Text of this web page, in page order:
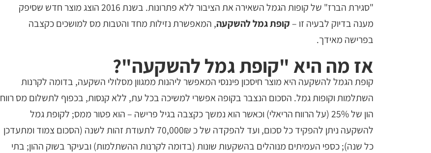
"סגירת הברז" של קופות הגמל השאירה את הציבור ללא פתרונות. בשנת 2016 הוצג מוצר חדש שסיפק
מענה בדיוק לבעיה זו – קופת גמל להשקעה, המאפשרת נזילות מחד והטבות מס למושכים כקצבה
בפרישה מאידך.
אז מה היא "קופת גמל להשקעה"?
קופת הגמל להשקעה היא מוצר חיסכון פיננסי המאפשר ליהנות ממגוון מסלולי השקעה, בדומה לקרנות
השתלמות וקופות גמל. הסכום הנצבר בקופה אפשרי למשיכה בכל עת, ללא קנסות, בכפוף לתשלום מס רווח
הון של 25% (על הרווח הריאלי) וכאשר הוא נמשך כקצבה בגיל פרישה – הוא פטור ממס; לקופת גמל
להשקעה ניתן להפקיד כל סכום, ועד להפקדה של כ 70,000₪ לתעודת זהות לשנה (הסכום צמוד ומתעדכן
כל שנה); כספי העמיתים מנוהלים בהשקעות שונות (בדומה לקרנות ההשתלמות) ובעיקר בשוק ההון; בתי